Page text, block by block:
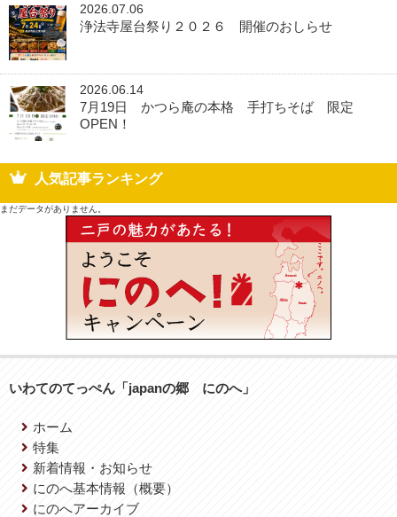
2026.07.06
浄法寺屋台祭り２０２６ 開催のおしらせ
2026.06.14
7月19日 かつら庵の本格 手打ちそば 限定
OPEN！
人気記事ランキング
まだデータがありません。
いわてのてっぺん「japanの郷 にのへ」
ホーム
特集
新着情報・お知らせ
にのへ基本情報（概要）
にのへアーカイブ